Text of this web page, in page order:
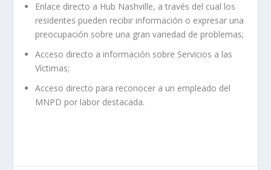
Enlace directo a Hub Nashville, a través del cual los
residentes pueden recibir información o expresar una
preocupación sobre una gran variedad de problemas;
Acceso directo a información sobre Servicios a las
Víctimas;
Acceso directo para reconocer a un empleado del
MNPD por labor destacada.